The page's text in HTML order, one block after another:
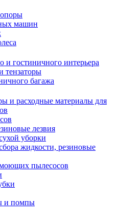
машин
и гостиничного интерьера
тензаторы
багажа
и расходные материалы для
лезвия
уборки
жидкости, резиновые
пылесосов
и помпы